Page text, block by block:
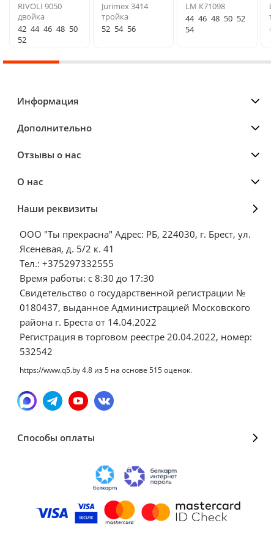
RIVOLI 9050
двойка
42 44 46 48 50
52
Jurimex 3414
тройка
52 54 56
LM К71098
44 46 48 50 52
54
Информация
Дополнительно
Отзывы о нас
О нас
Наши реквизиты
ООО "Ты прекрасна" Адрес: РБ, 224030, г. Брест, ул.
Ясеневая, д. 5/2 к. 41
Тел.: +375297332555
Время работы: с 8:30 до 17:30
Свидетельство о государственной регистрации №
0180437, выданное Администрацией Московского
района г. Бреста от 14.04.2022
Регистрация в торговом реестре 20.04.2022, номер:
532542
https://www.q5.by4.8 из5 на основе 515оценок.
Способы оплаты